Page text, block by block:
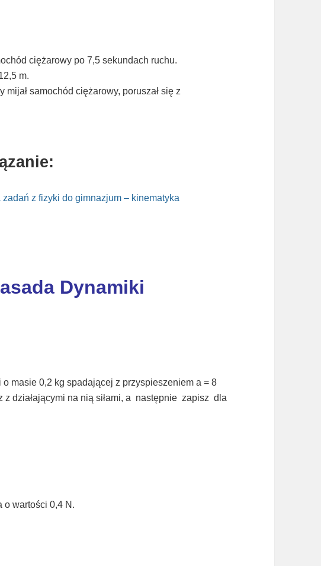
ciężarowy po 7,5 sekundach ruchu.
m.
samochód ciężarowy, poruszał się z
z fizyki do gimnazjum – kinematyka
Dynamiki
o masie 0,2 kg spadającej z przyspieszeniem a = 8
z działającymi na nią siłami, a następnie zapisz dla
o wartości 0,4 N.